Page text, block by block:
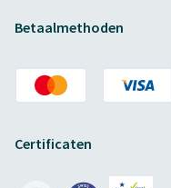
Betaalmethoden
Certificaten